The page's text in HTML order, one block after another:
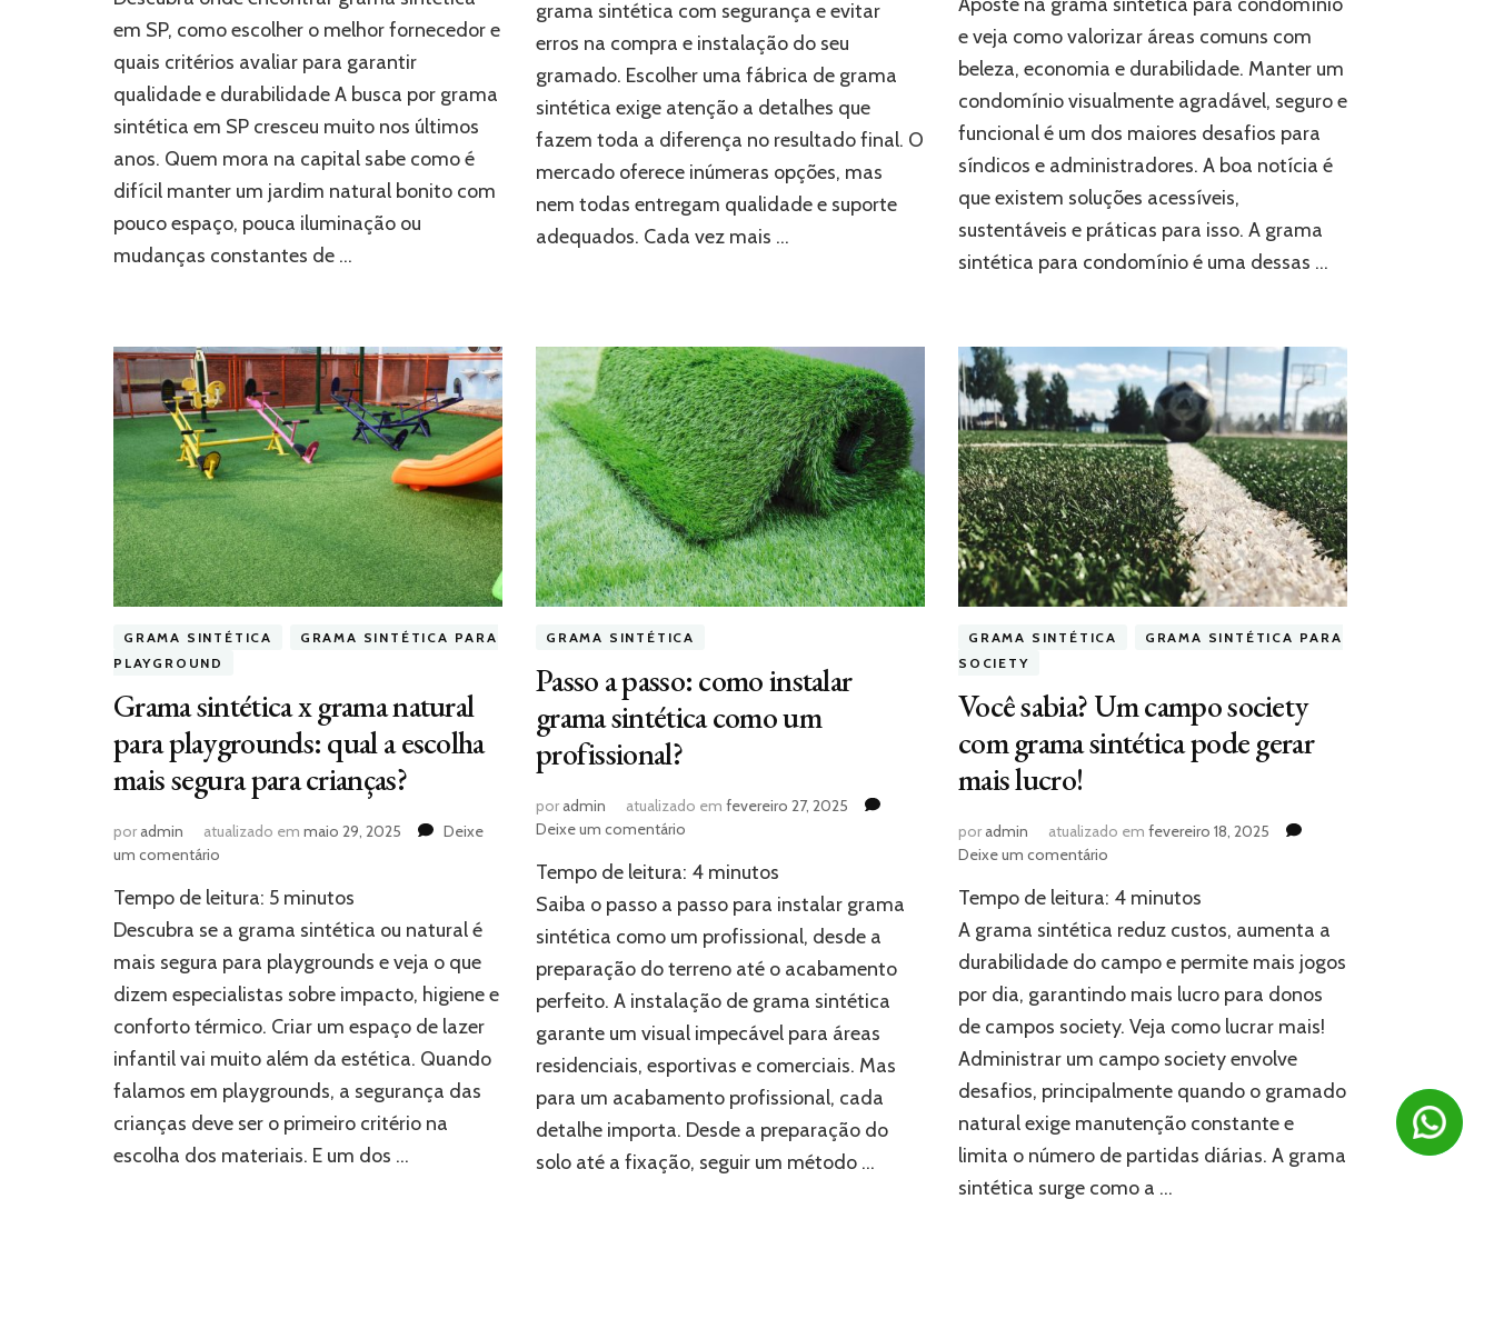
em
SP?
em SP, como escolher o melhor fornecedor e
quais critérios avaliar para garantir
qualidade e durabilidade A busca por grama
sintética em SP cresceu muito nos últimos
anos. Quem mora na capital sabe como é
difícil manter um jardim natural bonito com
pouco espaço, pouca iluminação ou
mudanças constantes de …
de
grama
sintética
erro
grama sintética com segurança e evitar
erros na compra e instalação do seu
gramado. Escolher uma fábrica de grama
sintética exige atenção a detalhes que
fazem toda a diferença no resultado final. O
mercado oferece inúmeras opções, mas
nem todas entregam qualidade e suporte
adequados. Cada vez mais …
condomínio
com
grama
Aposte na grama sintética para condomínio
e veja como valorizar áreas comuns com
beleza, economia e durabilidade. Manter um
condomínio visualmente agradável, seguro e
funcional é um dos maiores desafios para
síndicos e administradores. A boa notícia é
que existem soluções acessíveis,
sustentáveis e práticas para isso. A grama
sintética para condomínio é uma dessas …
GRAMA SINTÉTICA
GRAMA SINTÉTICA PARA
PLAYGROUND
Grama sintética x grama natural
para playgrounds: qual a escolha
mais segura para crianças?
poradmin atualizado em maio 29, 2025
Deixe
um comentário
sintética
x
grama
natural
para
playgrounds:
qual
a
escolha
segura
para
Tempo de leitura: 5 minutos
Descubra se a grama sintética ou natural é
mais segura para playgrounds e veja o que
dizem especialistas sobre impacto, higiene e
conforto térmico. Criar um espaço de lazer
infantil vai muito além da estética. Quando
falamos em playgrounds, a segurança das
crianças deve ser o primeiro critério na
escolha dos materiais. E um dos …
GRAMA SINTÉTICA
Passo a passo: como instalar
grama sintética como um
profissional?
poradmin atualizado em fevereiro 27, 2025
Deixe um comentárioem
a
passo:
instalar
grama
sintética
como
um
profissional?
Tempo de leitura: 4 minutos
Saiba o passo a passo para instalar grama
sintética como um profissional, desde a
preparação do terreno até o acabamento
perfeito. A instalação de grama sintética
garante um visual impecável para áreas
residenciais, esportivas e comerciais. Mas
para um acabamento profissional, cada
detalhe importa. Desde a preparação do
solo até a fixação, seguir um método …
GRAMA SINTÉTICA
GRAMA SINTÉTICA PARA
SOCIETY
Você sabia? Um campo society
com grama sintética pode gerar
mais lucro!
poradmin atualizado em fevereiro 18, 2025
Deixe um comentárioem
sabia?
Um
society
com
grama
sintética
pode
gerar
lucro!
Tempo de leitura: 4 minutos
A grama sintética reduz custos, aumenta a
durabilidade do campo e permite mais jogos
por dia, garantindo mais lucro para donos
de campos society. Veja como lucrar mais!
Administrar um campo society envolve
desafios, principalmente quando o gramado
natural exige manutenção constante e
limita o número de partidas diárias. A grama
sintética surge como a …